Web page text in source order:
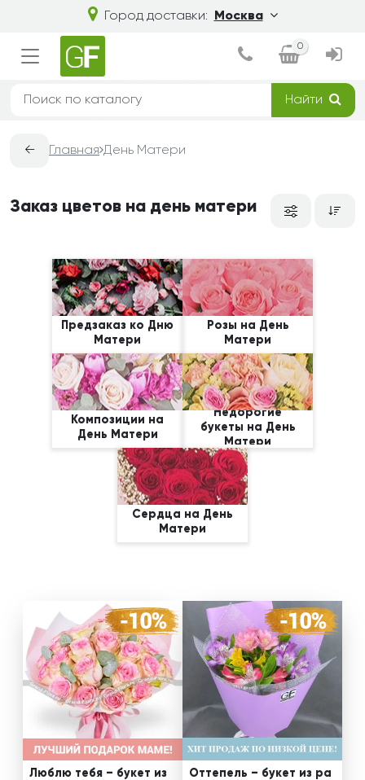
Город доставки: Москва
0
Найти
← Главная День Матери
Заказ цветов на день матери
Предзаказ ко Дню
Матери
Розы на День
Матери
Композиции на
День Матери
Недорогие
букеты на День
Матери
Сердца на День
Матери
Люблю тебя – букет из
Оттепель – букет из ра